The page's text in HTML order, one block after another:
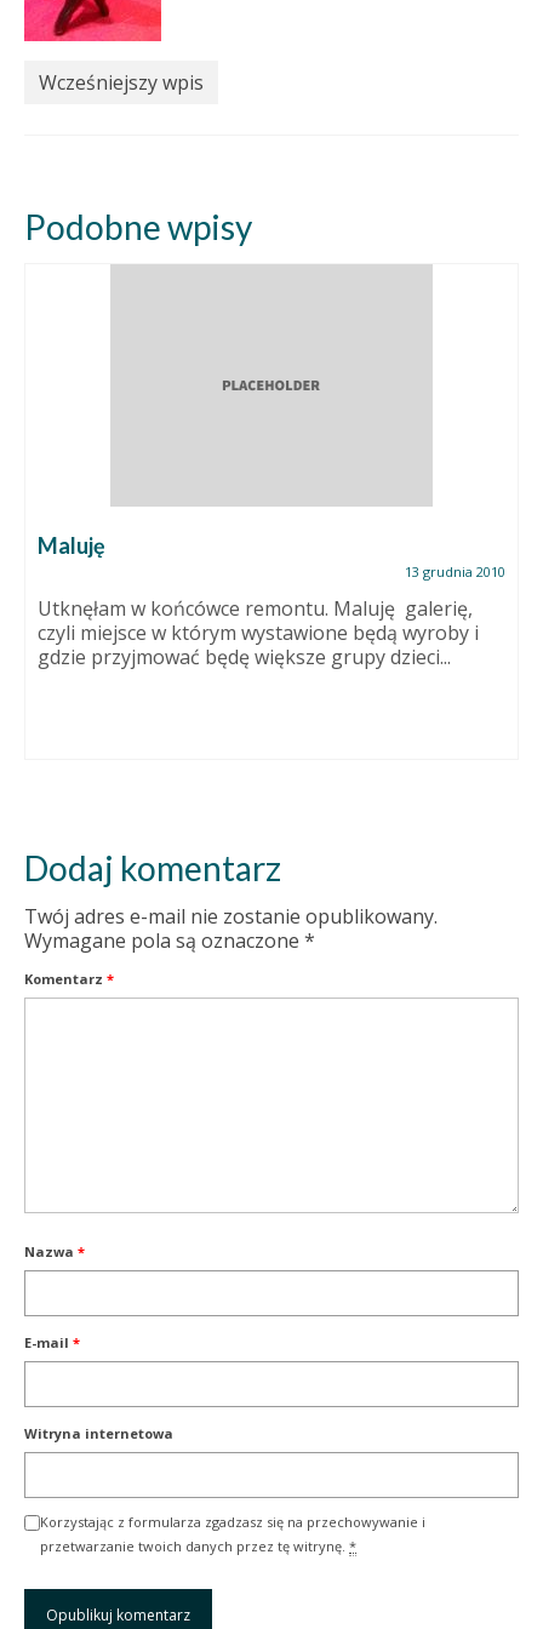
Wcześniejszy wpis
Podobne wpisy
Maluję
13 grudnia 2010
Utknęłam w końcówce remontu. Maluję galerię,
czyli miejsce w którym wystawione będą wyroby i
gdzie przyjmować będę większe grupy dzieci...
Dodaj komentarz
Twój adres e-mail nie zostanie opublikowany.
Wymagane pola są oznaczone *
Komentarz *
Nazwa *
E-mail *
Witryna internetowa
Korzystając z formularza zgadzasz się na przechowywanie i
przetwarzanie twoich danych przez tę witrynę. *